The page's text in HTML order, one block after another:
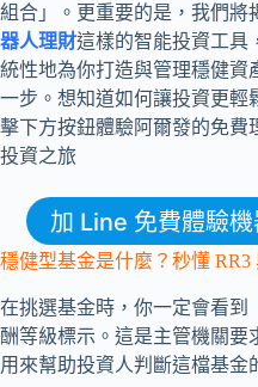
組合」。更重要的是，我們將
器人理財這樣的智能投資工具
統性地為你打造與管理穩健資
一步。想知道如何讓投資更輕
擊下方按鈕體驗阿爾發的免費
投資之旅
加 Line 免費體驗
穩健型基金是什麼？秒懂 RR3
在挑選基金時，你一定會看到
酬等級標示。這是主管機關要
用來幫助投資人判斷這檔基金